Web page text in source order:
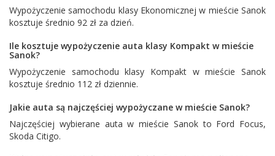
Wypożyczenie samochodu klasy Ekonomicznej w mieście Sanok
kosztuje średnio 92 zł za dzień.
Ile kosztuje wypożyczenie auta klasy Kompakt w mieście
Sanok?
Wypożyczenie samochodu klasy Kompakt w mieście Sanok
kosztuje średnio 112 zł dziennie.
Jakie auta są najczęściej wypożyczane w mieście Sanok?
Najczęściej wybierane auta w mieście Sanok to Ford Focus,
Skoda Citigo.